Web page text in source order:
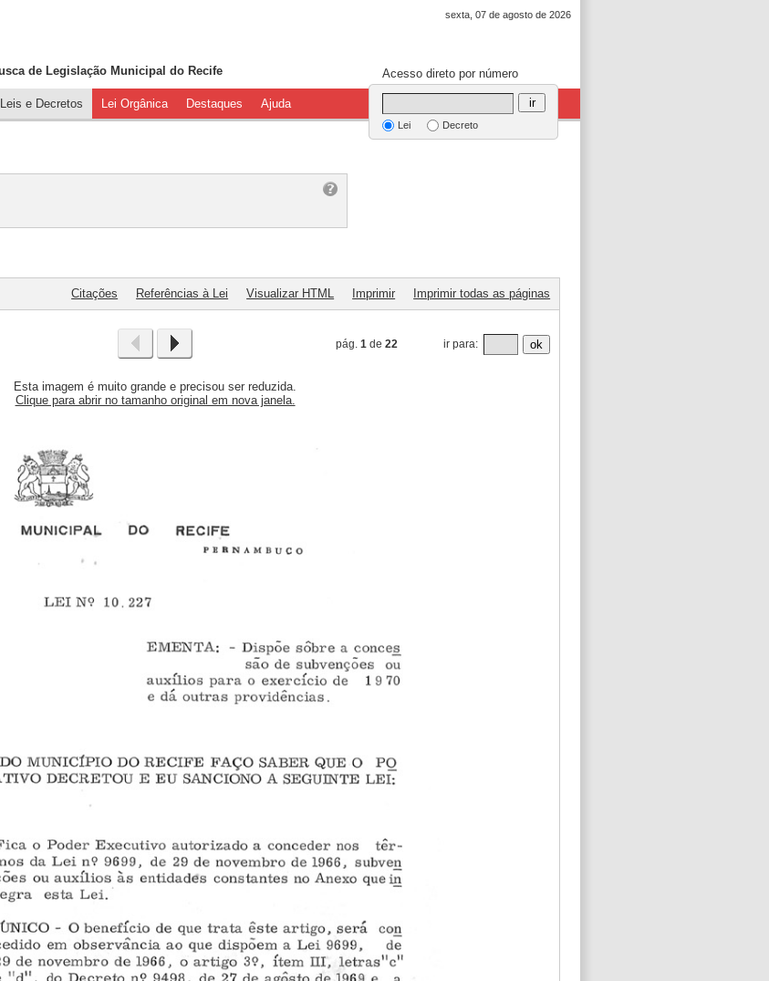
sexta, 07 de agosto de 2026
de Legislação Municipal do Recife
e Decretos Lei Orgânica Destaques Ajuda
Acesso direto por número
Lei Decreto
ir
Citações Referências à Lei Visualizar HTML Imprimir Imprimir todas as páginas
pág.1 de22 ir para: ok
Esta imagem é muito grande e precisou ser reduzida.
Clique para abrir no tamanho original em nova janela.